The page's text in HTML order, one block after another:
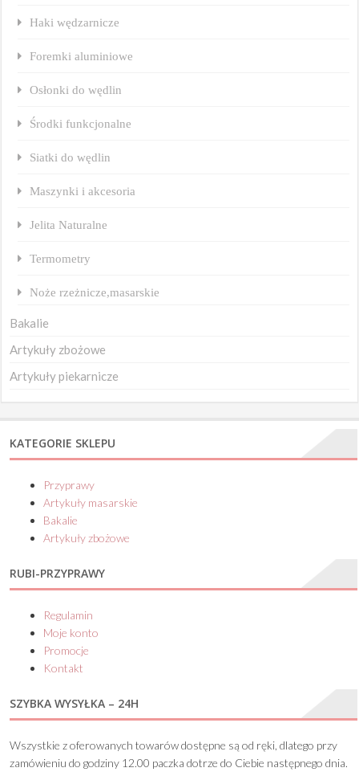
Haki wędzarnicze
Foremki aluminiowe
Osłonki do wędlin
Środki funkcjonalne
Siatki do wędlin
Maszynki i akcesoria
Jelita Naturalne
Termometry
Noże rzeżnicze,masarskie
Bakalie
Artykuły zbożowe
Artykuły piekarnicze
KATEGORIE SKLEPU
Przyprawy
Artykuły masarskie
Bakalie
Artykuły zbożowe
RUBI-PRZYPRAWY
Regulamin
Moje konto
Promocje
Kontakt
SZYBKA WYSYŁKA – 24H
Wszystkie z oferowanych towarów dostępne są od ręki, dlatego przy
zamówieniu do godziny 12.00 paczka dotrze do Ciebie następnego dnia.